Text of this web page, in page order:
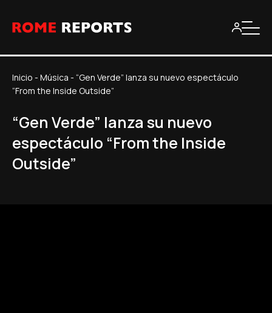
Inicio - Música - “Gen Verde” lanza su nuevo espectáculo
“From the Inside Outside”
“Gen Verde” lanza su nuevo
espectáculo “From the Inside
Outside”